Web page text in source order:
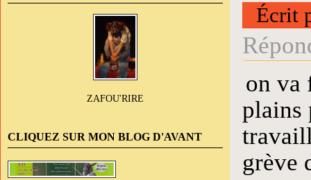
ZAFOU'RIRE
CLIQUEZ SUR MON BLOG D'AVANT
Écrit
on va
plains
grève